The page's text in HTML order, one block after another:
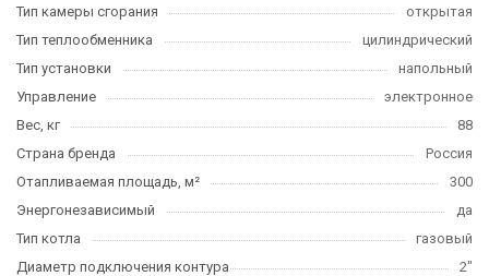
Тип камеры сгорания
открытая
Тип теплообменника
цилиндрический
Тип установки
напольный
Управление
электронное
Вес, кг
88
Страна бренда
Россия
Отапливаемая площадь, м²
300
Энергонезависимый
да
Тип котла
газовый
Диаметр подключения контура
2"